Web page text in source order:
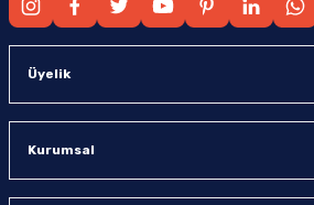
Üyelik
Kurumsal